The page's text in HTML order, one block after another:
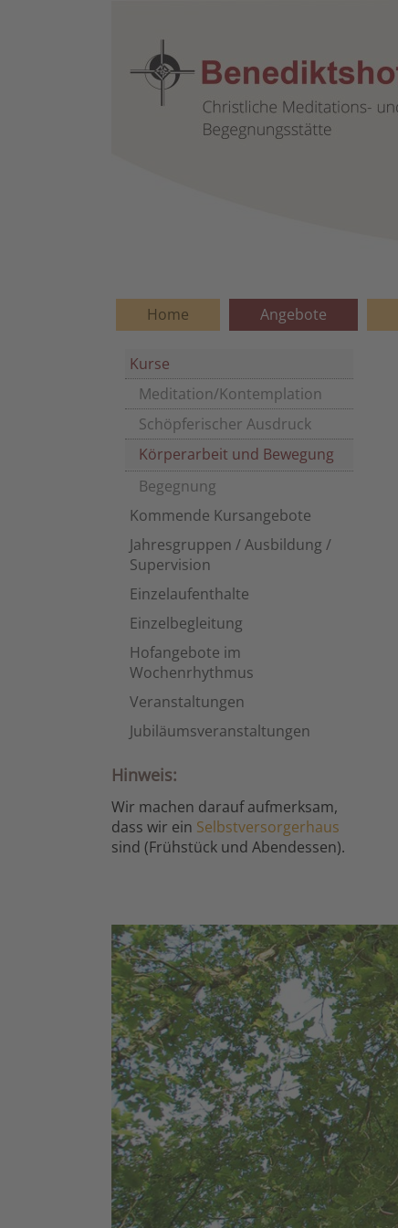
Home Angebote
Kurse
Meditation/Kontemplation
Schöpferischer Ausdruck
Körperarbeit und Bewegung
Begegnung
Kommende Kursangebote
Jahresgruppen / Ausbildung /
Supervision
Einzelaufenthalte
Einzelbegleitung
Hofangebote im
Wochenrhythmus
Veranstaltungen
Jubiläumsveranstaltungen
Hinweis:
Wir machen darauf aufmerksam,
dass wir ein Selbstversorgerhaus
sind (Frühstück und Abendessen).